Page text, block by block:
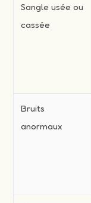
Sangle usée ou
cassée
Bruits
anormaux